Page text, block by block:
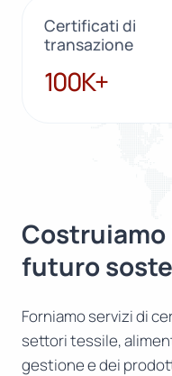
Certificati di
transazione
100K+
100K+
futuro
Forniamo servizi di
settori tessile,
gestione e dei